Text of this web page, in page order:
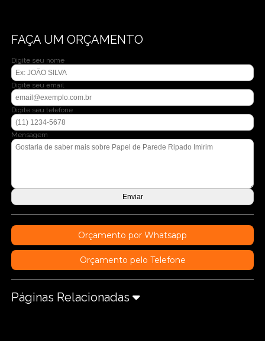
FAÇA UM ORÇAMENTO
Digite seu nome
Digite seu email
Digite seu telefone
Mensagem
Orçamento por Whatsapp
Orçamento pelo Telefone
Páginas Relacionadas